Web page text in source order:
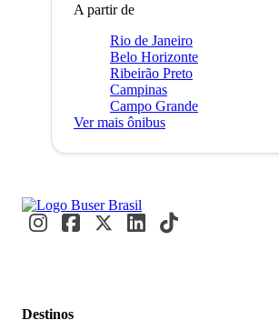
A partir de
Rio de Janeiro
Belo Horizonte
Ribeirão Preto
Campinas
Campo Grande
Ver mais ônibus
Destinos